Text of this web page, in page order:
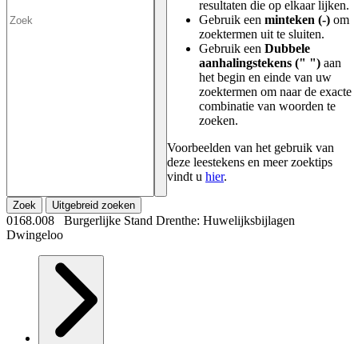
resultaten die op elkaar lijken.
Gebruik een minteken (-) om
zoektermen uit te sluiten.
Gebruik een Dubbele
aanhalingstekens (" ") aan
het begin en einde van uw
zoektermen om naar de exacte
combinatie van woorden te
zoeken.
Voorbeelden van het gebruik van
deze leestekens en meer zoektips
vindt u hier.
Zoek Uitgebreid zoeken
0168.008 Burgerlijke Stand Drenthe: Huwelijksbijlagen
Dwingeloo